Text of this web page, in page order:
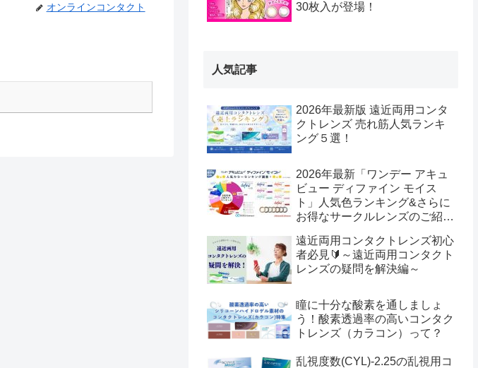
オンラインコンタクト
30枚入が登場！
人気記事
2026年最新版 遠近両用コンタ
クトレンズ 売れ筋人気ランキ
ング５選！
2026年最新「ワンデー アキュ
ビュー ディファイン モイス
ト」人気色ランキング&さらに
お得なサークルレンズのご紹
遠近両用コンタクトレンズ初心
者必見🔰～遠近両用コンタクト
レンズの疑問を解決編～
瞳に十分な酸素を通しましょ
う！酸素透過率の高いコンタク
トレンズ（カラコン）って？
乱視度数(CYL)-2.25の乱視用コ